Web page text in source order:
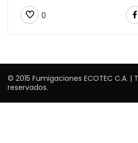
0
© 2015 Fumigaciones ECOTEC C.A. ‎|
reservados.